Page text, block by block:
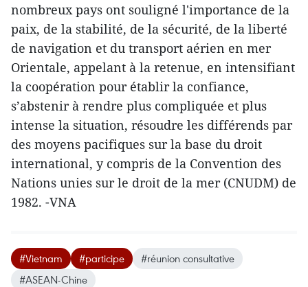
nombreux pays ont souligné l'importance de la
paix, de la stabilité, de la sécurité, de la liberté
de navigation et du transport aérien en mer
Orientale, appelant à la retenue, en intensifiant
la coopération pour établir la confiance,
s’abstenir à rendre plus compliquée et plus
intense la situation, résoudre les différends par
des moyens pacifiques sur la base du droit
international, y compris de la Convention des
Nations unies sur le droit de la mer (CNUDM) de
1982. -VNA
#Vietnam #participe
#réunion consultative
#ASEAN-Chine